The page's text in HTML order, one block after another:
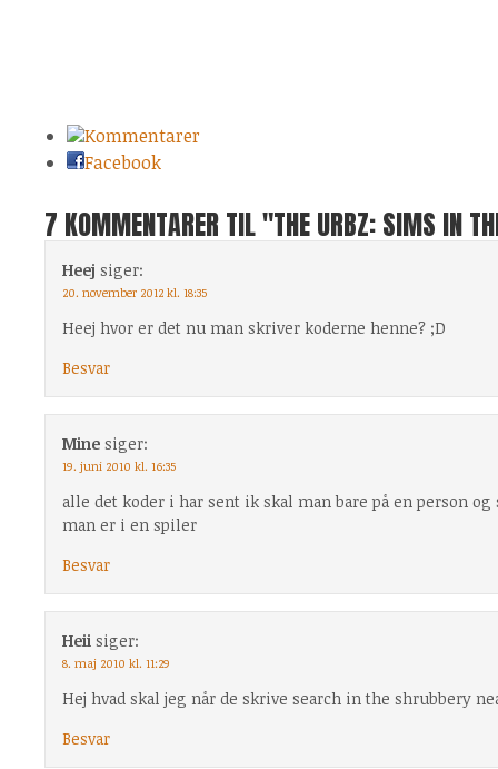
Kommentarer
Facebook
7 KOMMENTARER TIL "THE URBZ: SIMS IN
Heej siger:
20. november 2012 kl. 18:35
Heej hvor er det nu man skriver koderne henne? ;D
Besvar
Mine siger:
19. juni 2010 kl. 16:35
alle det koder i har sent ik skal man bare på en person
man er i en spiler
Besvar
Heii siger:
8. maj 2010 kl. 11:29
Hej hvad skal jeg når de skrive search in the shrubbery
Besvar